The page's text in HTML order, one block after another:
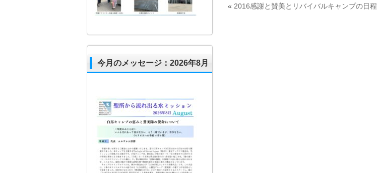
« 2016感謝と賛美とリバイバルキャンプの日程
今月のメッセージ：2026年8月